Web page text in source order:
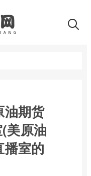
油期货
美原油
播室的